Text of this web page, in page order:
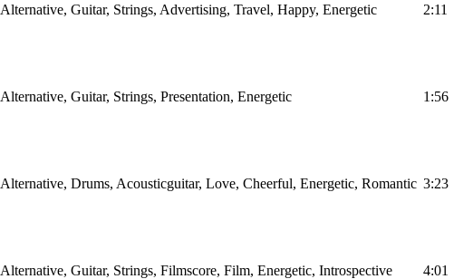
Alternative, Guitar, Strings, Advertising, Travel, Happy, Energetic 2:11
Alternative, Guitar, Strings, Presentation, Energetic 1:56
Alternative, Drums, Acousticguitar, Love, Cheerful, Energetic, Romantic 3:23
Alternative, Guitar, Strings, Filmscore, Film, Energetic, Introspective 4:01